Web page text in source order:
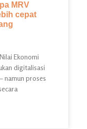
MRV
cepat
Ekonomi
digitalisasi
namun proses